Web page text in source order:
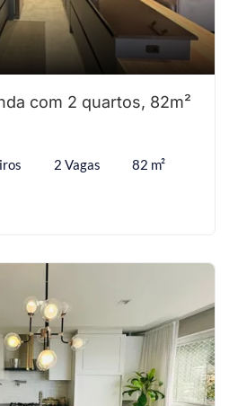
com 2 quartos, 82m²
2 Vagas 82 m²